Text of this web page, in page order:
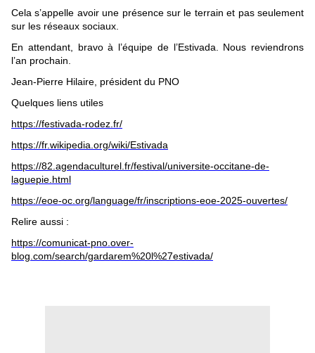
Cela s’appelle avoir une présence sur le terrain et pas seulement
sur les réseaux sociaux.
En attendant, bravo à l’équipe de l’Estivada. Nous reviendrons
l’an prochain.
Jean-Pierre Hilaire, président du PNO
Quelques liens utiles
https://festivada-rodez.fr/
https://fr.wikipedia.org/wiki/Estivada
https://82.agendaculturel.fr/festival/universite-occitane-de-
laguepie.html
https://eoe-oc.org/language/fr/inscriptions-eoe-2025-ouvertes/
Relire aussi :
https://comunicat-pno.over-
blog.com/search/gardarem%20l%27estivada/